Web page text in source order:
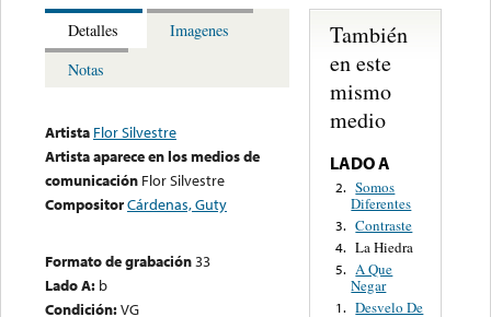
Detalles
Imagenes
Notas
Artista Flor Silvestre
Artista aparece en los medios de
comunicación Flor Silvestre
CompositorCárdenas, Guty
Formato de grabación33
Lado A: b
Condición:VG
También
en este
mismo
medio
LADO A
2. Somos
Diferentes
3. Contraste
4. La Hiedra
5. A Que
Negar
1. Desvelo De